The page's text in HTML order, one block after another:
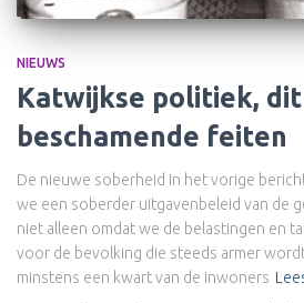
NIEUWS
Katwijkse politiek, dit
beschamende feiten
De nieuwe soberheid In het vorige
we een soberder uitgavenbeleid van de
niet alleen omdat we de belastingen en
voor de bevolking die steeds armer
minstens een kwart van de inwoners